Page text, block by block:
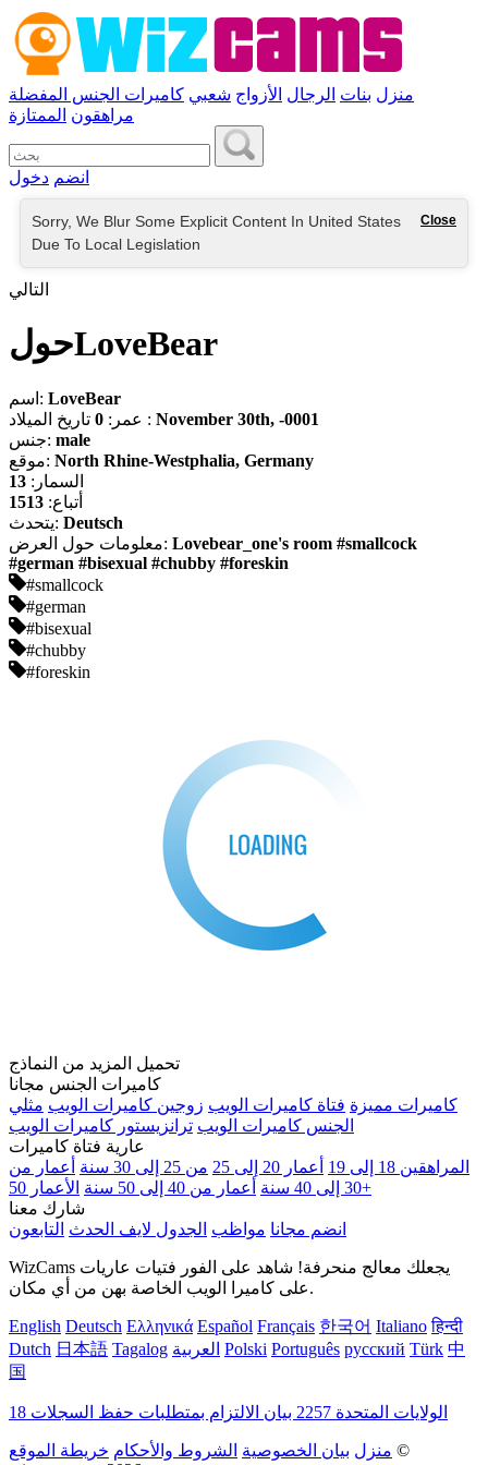
منزل بنات الرجال الأزواج شعبي كاميرات الجنس المفضلة
مراهقون الممتازة
انضم دخول
Close
Sorry, We Blur Some Explicit Content In United States
Due To Local Legislation
التالي
حولLoveBear
اسم: LoveBear
عمر: 0 تاريخ الميلاد : November 30th, -0001
جنس: male
موقع: North Rhine-Westphalia, Germany
السمار: 13
أتباع: 1513
يتحدث: Deutsch
معلومات حول العرض: Lovebear_one's room #smallcock
#german #bisexual #chubby #foreskin
#smallcock
#german
#bisexual
#chubby
#foreskin
تحميل المزيد من النماذج
كاميرات الجنس مجانا
كاميرات مميزة فتاة كاميرات الويب زوجين كاميرات الويب مثلي
الجنس كاميرات الويب ترانزيستور كاميرات الويب
عارية فتاة كاميرات
المراهقين 18 إلى 19
أعمار 20 إلى 25 من 25 إلى 30 سنة
أعمار من
30 إلى 40 سنة
أعمار من 40 إلى 50 سنة
الأعمار 50+
شارك معنا
انضم مجانا مواظب الجدول لايف الحدث التابعون
WizCams يجعلك معالج منحرفة! شاهد على الفور فتيات عاريات
على كاميرا الويب الخاصة بهن من أي مكان.
English Deutsch Ελληνικά Español Français 한국어 Italiano हिन्दी
Dutch 日本語 Tagalog العربية Polski Português русский Türk 中
国
18 الولايات المتحدة 2257 بيان الالتزام بمتطلبات حفظ السجلات
منزل بيان الخصوصية الشروط والأحكام خريطة الموقع
©